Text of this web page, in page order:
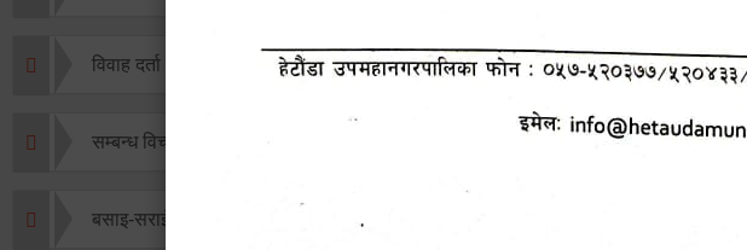
विवाह दर्ता
सम्बन्ध विच्छेद दर्ता
बसाइ-सराई जाने/आउने दर्ता